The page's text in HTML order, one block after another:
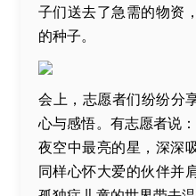
子们送去了急需的物资
的种子。
会上，志愿者们纷纷分
心与感悟。有志愿者说
夜空中最亮的星，深深
同样心怀大爱的伙伴并